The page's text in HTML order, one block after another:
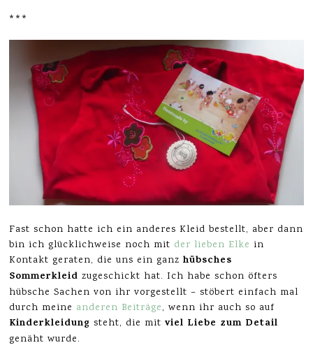
***
Fast schon hatte ich ein anderes Kleid bestellt, aber dann
bin ich glücklichweise noch mit der lieben Elke in
Kontakt geraten, die uns ein ganz hübsches
Sommerkleid zugeschickt hat. Ich habe schon öfters
hübsche Sachen von ihr vorgestellt – stöbert einfach mal
durch meine anderen Beiträge, wenn ihr auch so auf
Kinderkleidung steht, die mit viel Liebe zum Detail
genäht wurde.